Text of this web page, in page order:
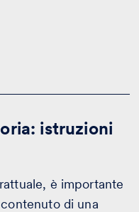
istruzioni
è importante
di una